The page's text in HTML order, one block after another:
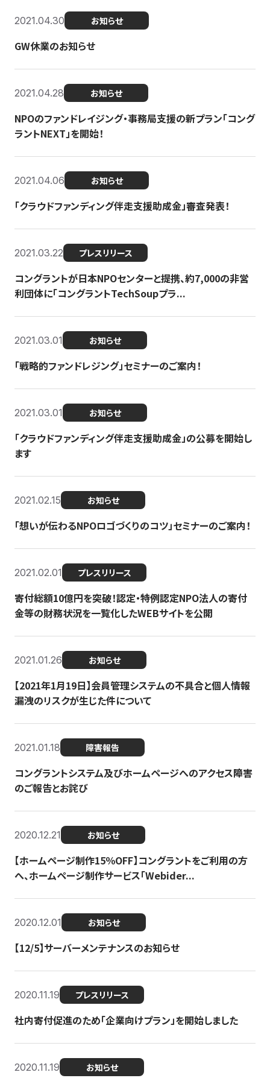
2021.04.30 お知らせ
GW休業のお知らせ
2021.04.28 お知らせ
NPOのファンドレイジング・事務局支援の新プラン「コング
ラントNEXT」を開始！
2021.04.06 お知らせ
「クラウドファンディング伴走支援助成金」審査発表！
2021.03.22 プレスリリース
コングラントが日本NPOセンターと提携、約7,000の非営
利団体に「コングラントTechSoupプラ...
2021.03.01 お知らせ
「戦略的ファンドレジング」セミナーのご案内！
2021.03.01 お知らせ
「クラウドファンディング伴走支援助成金」の公募を開始し
ます
2021.02.15 お知らせ
「想いが伝わるNPOロゴづくりのコツ」セミナーのご案内！
2021.02.01 プレスリリース
寄付総額10億円を突破！認定・特例認定NPO法人の寄付
金等の財務状況を一覧化したWEBサイトを公開
2021.01.26 お知らせ
【2021年1月19日】会員管理システムの不具合と個人情報
漏洩のリスクが生じた件について
2021.01.18 障害報告
コングラントシステム及びホームページへのアクセス障害
のご報告とお詫び
2020.12.21 お知らせ
【ホームページ制作15％OFF】コングラントをご利用の方
へ、ホームページ制作サービス「Webider...
2020.12.01 お知らせ
【12/5】サーバーメンテナンスのお知らせ
2020.11.19 プレスリリース
社内寄付促進のため「企業向けプラン」を開始しました
2020.11.19 お知らせ